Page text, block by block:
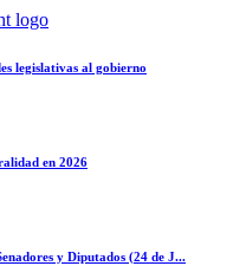
legislativas al gobierno
en 2026
y Diputados (24 de J...